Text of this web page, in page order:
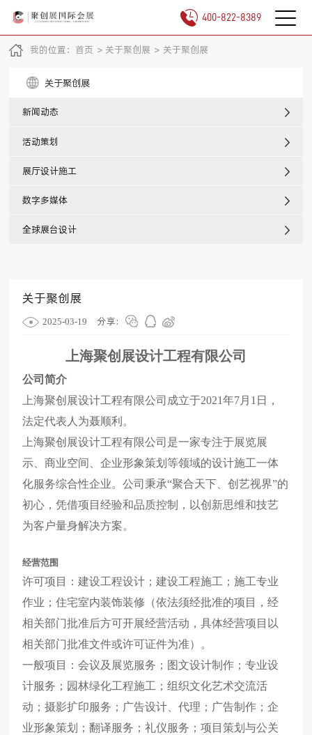
400-822-8389
我的位置： 首页 > 关于聚创展 > 关于聚创展
关于聚创展
新闻动态
活动策划
展厅设计施工
数字多媒体
全球展台设计
关于聚创展
2025-03-19 分享:
上海聚创展设计工程有限公司
公司简介
上海聚创展设计工程有限公司成立于2021年7月 1 日，
法定代表人为聂顺利。
上海聚创展设计工程有限公司是一家专注于展览展
示、商业空间、企业形象策划等领域的设计施工一体
化服务综合性企业。公司秉承“聚合天下、创艺视界”的
初心，凭借项目经验和品质控制，以创新思维和技艺
为客户量身解决方案。
经营范围
许可项目：建设工程设计；建设工程施工；施工专业
作业；住宅室内装饰装修（依法须经批准的项目，经
相关部门批准后方可开展经营活动，具体经营项目以
相关部门批准文件或许可证件为准）。
一般项目：会议及展览服务；图文设计制作；专业设
计服务；园林绿化工程施工；组织文化艺术交流活
动；摄影扩印服务；广告设计、代理；广告制作；企
业形象策划；翻译服务；礼仪服务；项目策划与公关